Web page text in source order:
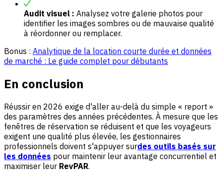
Audit visuel : Analysez votre galerie photos pour
identifier les images sombres ou de mauvaise qualité
à réordonner ou remplacer.
Bonus : Analytique de la location courte durée et données
de marché : Le guide complet pour débutants
En conclusion
Réussir en 2026 exige d'aller au-delà du simple « report »
des paramètres des années précédentes. À mesure que les
fenêtres de réservation se réduisent et que les voyageurs
exigent une qualité plus élevée, les gestionnaires
professionnels doivent s'appuyer surdes outils basés sur
les données pour maintenir leur avantage concurrentiel et
maximiser leur RevPAR.